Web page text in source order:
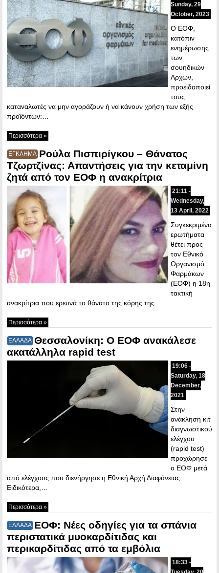
Sunday, 29
October, 2023
Ο ΕΟΦ,
κατόπιν
ενημέρωσης
των
σουηδικών
Αρχών,
προειδοποιεί
τους
καταναλωτές να μην αγοράζουν ή να κάνουν χρήση των εξής
προϊόντων:…
Περισσότερα »
ΕΓΚΛΗΜΑ Ρούλα Πισπιρίγκου – Θάνατος
Τζωρτζίνας: Απαντήσεις για την κεταμίνη
ζητά από τον ΕΟΦ η ανακρίτρια
21:11 -
Wednesday,
13 April, 2022
Συγκεκριμένα
ερωτήματα
θέτει προς
τον Εθνικό
Οργανισμό
Φαρμάκων
(ΕΟΦ) η 18η
τακτική
ανακρίτρια που ερευνά το θάνατο της κόρης της…
Περισσότερα »
ΕΛΛΑΔΑ Θεσσαλονίκη: Ο ΕΟΦ ανακάλεσε
ακατάλληλα rapid test
19:06 -
Saturday, 18
December,
2021
Στην
ανάκληση κιτ
διαγνωστικού
ελέγχου
(rapid test)
προχώρησε
ο ΕΟΦ μετά
από ελέγχους που διενήργησε η Εθνική Αρχή Διαφάνειας.
Ειδικότερα,…
Περισσότερα »
ΕΛΛΑΔΑ ΕΟΦ: Νέες οδηγίες για τα σπάνια
περιστατικά μυοκαρδίτιδας και
περικαρδίτιδας από τα εμβόλια
18:33 -